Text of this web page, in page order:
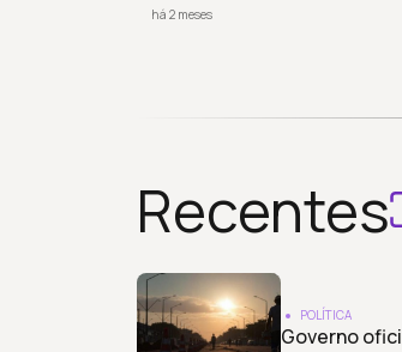
há 2 meses
Recentes
POLÍTICA
Governo